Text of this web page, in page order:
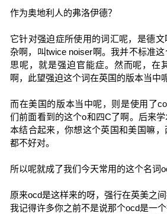
作为奥地利人的弗洛伊德？
它针对强迫症所使用的词汇呢，是德
杂啊，叫twice noiser啊。我并不标准
思呢，就是强迫官能症。然而呢，在
啊，此望强迫这个词在英国的版本当中
而在美国的版本当中呢，则是使用了
们前面看到的这个o和四C了啊。后来
本结合起来，你想这个英国和美国嘛
都不好对。
所以呢就成了我们今天常用的这个名词
原来ocd是这样来的呀，强行在英美之
我记得许多你之前不是说那个ocd是一